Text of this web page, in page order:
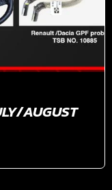
AUGUST